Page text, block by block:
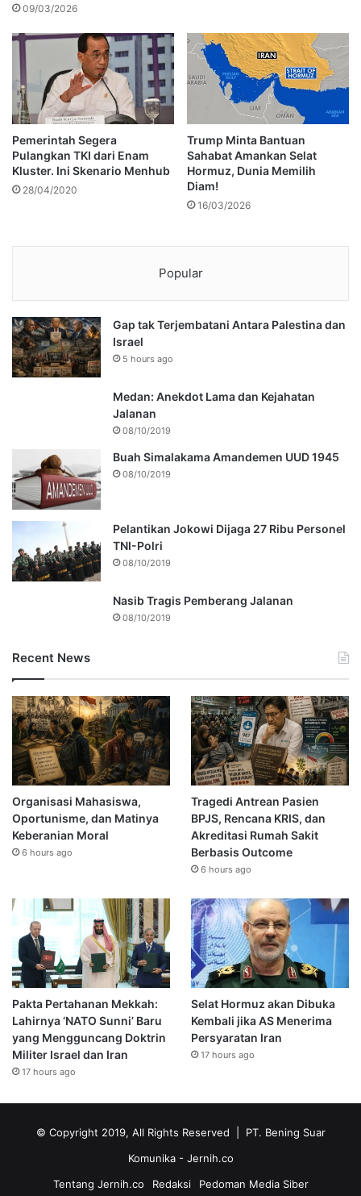
09/03/2026
Pemerintah Segera
Pulangkan TKI dari Enam
Kluster. Ini Skenario Menhub
28/04/2020
Trump Minta Bantuan
Sahabat Amankan Selat
Hormuz, Dunia Memilih
Diam!
16/03/2026
Popular
Gap tak Terjembatani Antara Palestina dan
Israel
5 hours ago
Medan: Anekdot Lama dan Kejahatan
Jalanan
08/10/2019
Buah Simalakama Amandemen UUD 1945
08/10/2019
Pelantikan Jokowi Dijaga 27 Ribu Personel
TNI-Polri
08/10/2019
Nasib Tragis Pemberang Jalanan
08/10/2019
Recent News
Organisasi Mahasiswa,
Oportunisme, dan Matinya
Keberanian Moral
6 hours ago
Tragedi Antrean Pasien
BPJS, Rencana KRIS, dan
Akreditasi Rumah Sakit
Berbasis Outcome
6 hours ago
Pakta Pertahanan Mekkah:
Lahirnya ‘NATO Sunni’ Baru
yang Mengguncang Doktrin
Militer Israel dan Iran
17 hours ago
Selat Hormuz akan Dibuka
Kembali jika AS Menerima
Persyaratan Iran
17 hours ago
© Copyright 2019, All Rights Reserved | PT. Bening Suar
Komunika - Jernih.co
Tentang Jernih.co
Redaksi Pedoman Media Siber